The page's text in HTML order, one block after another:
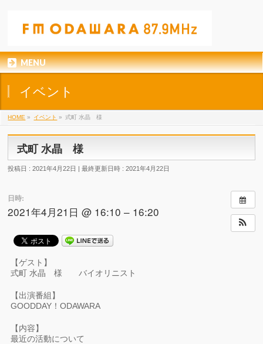
MENU
イベント
HOME » イベント » 式町 水晶 様
式町 水晶 様
投稿日 : 2021年4月22日 最終更新日時 : 2021年4月22日
日時:
2021年4月21日 @ 16:10 – 16:20
【ゲスト】
式町 水晶 様 バイオリニスト
【出演番組】
GOODDAY！ODAWARA
【内容】
最近の活動について